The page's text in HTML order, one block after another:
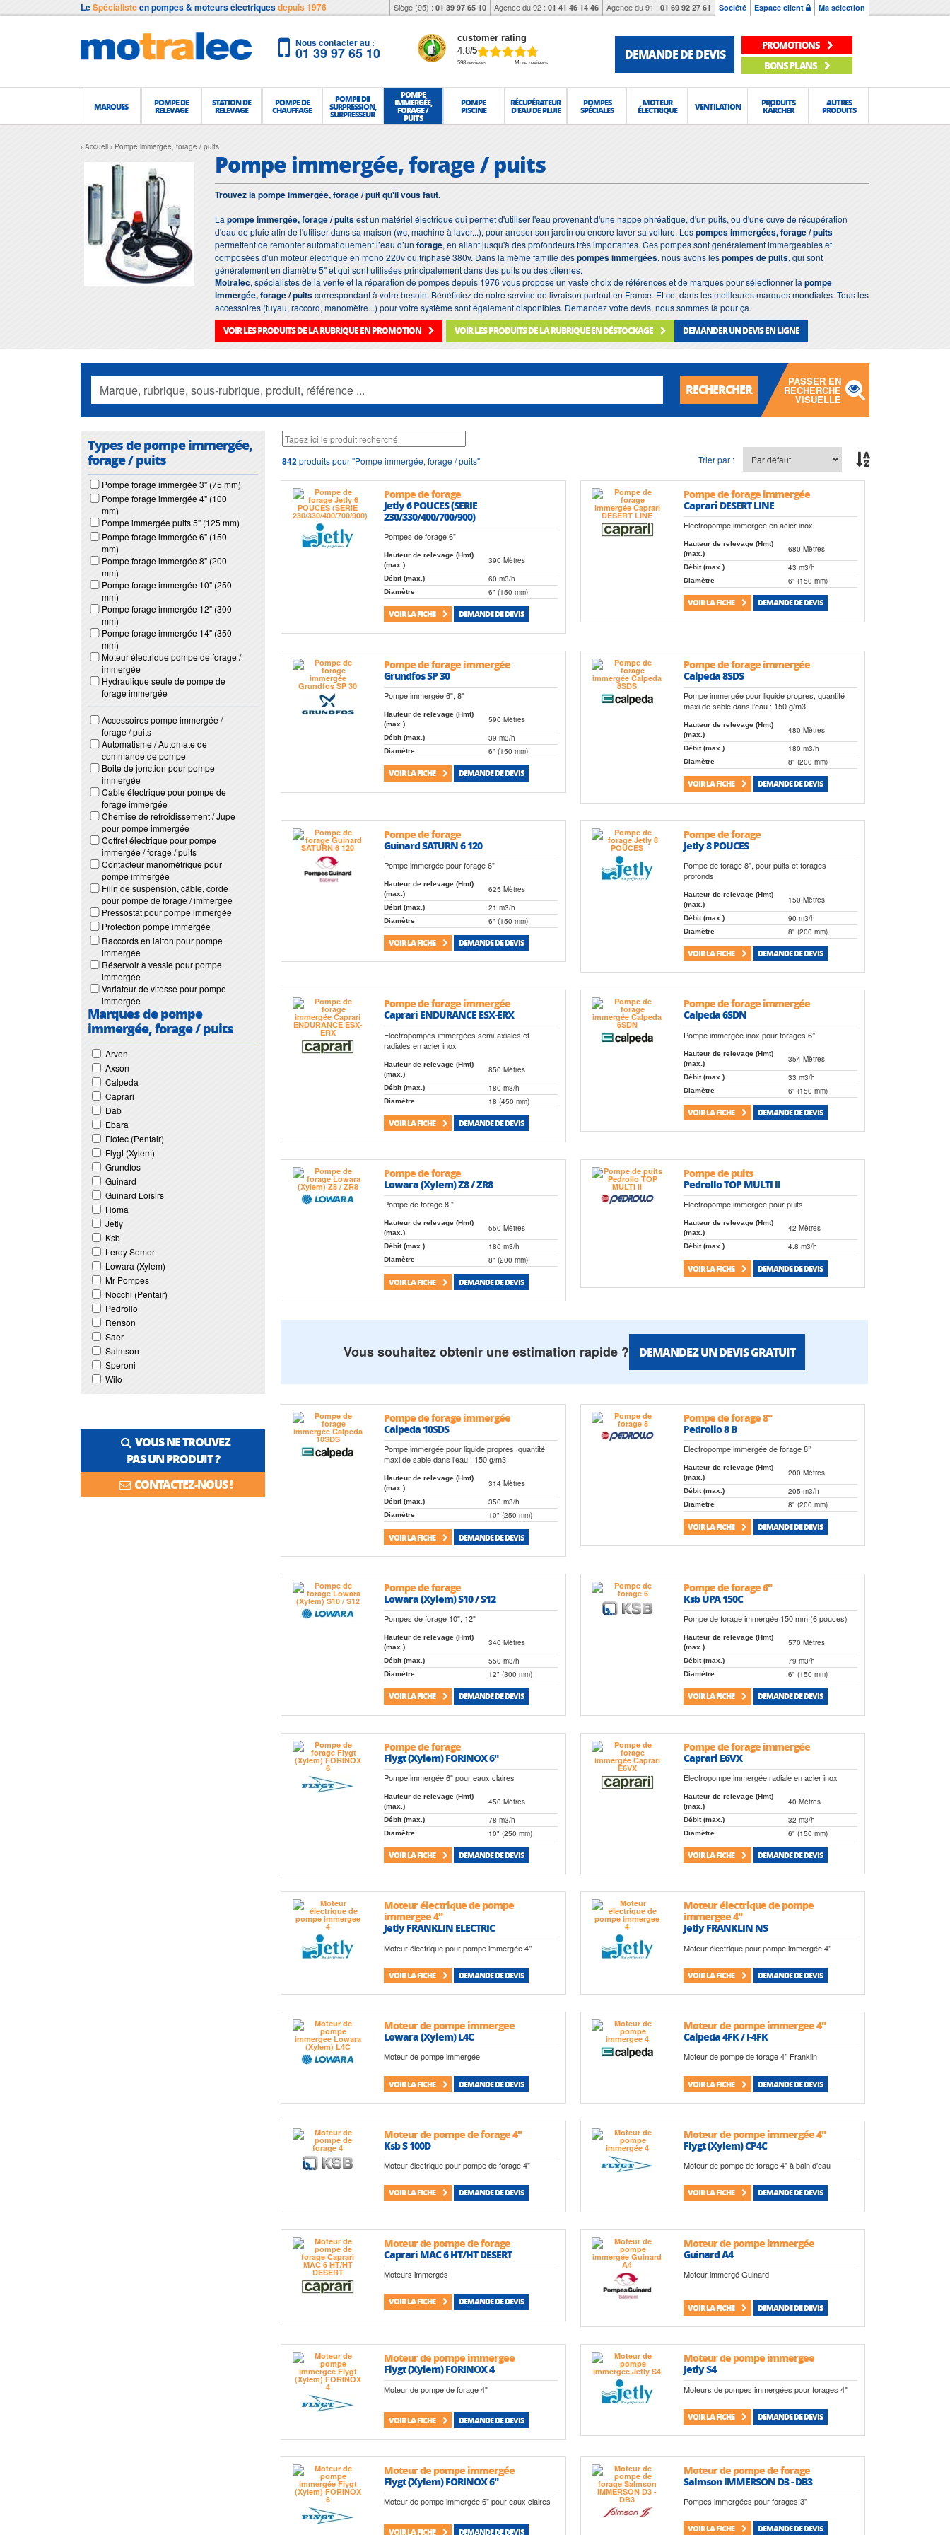
LeSpécialisteen pompes & moteurs électriquesdepuis 1976 Siège (95) : 01 39 97 65 10 Agence du 92 : 01 41 46 14 46 Agence du 91 : 01 69 92 27 61 Société Espace client Ma sélection
Nous contacter au :
01 39 97 65 10
customer rating
4.8/5
598 reviews More reviews
DEMANDE DE DEVIS
PROMOTIONS
BONS PLANS
MARQUES POMPE DE
RELEVAGE
STATION DE
RELEVAGE
POMPE DE
CHAUFFAGE
POMPE DE
SURPRESSION,
SURPRESSEUR
POMPE
IMMERGÉE,
FORAGE /
PUITS
POMPE
PISCINE
RÉCUPÉRATEUR
D'EAU DE PLUIE
POMPES
SPÉCIALES
MOTEUR
ÉLECTRIQUE VENTILATION PRODUITS
KÄRCHER
AUTRES
PRODUITS
Accueil Pompe immergée, forage / puits
Pompe immergée, forage / puits
Trouvez la pompe immergée, forage / puit qu'il vous faut.
La pompe immergée,forage / puitsest un matériel électrique qui permet d'utiliser l'eau provenant d'une nappe phréatique, d'un puits, ou d'une cuve de récupération
d'eau de pluie afin de l'utiliser dans sa maison (wc, machine à laver...), pour arroser son jardin ou encore laver sa voiture. Lespompes immergées, forage / puits
permettent de remonter automatiquement l’eau d’un forage, en allant jusqu'à des profondeurs très importantes. Ces pompes sont généralement immergeables et
composées d’un moteur électrique en mono 220v ou triphasé 380v. Dans la même famille despompes immergées, nous avons lespompes de puits, qui sont
généralement en diamètre 5" et qui sont utilisées principalement dans des puits ou des citernes.
Motralec, spécialistes de la vente et la réparation de pompes depuis 1976 vous propose un vaste choix de références et de marques pour sélectionner la pompe
immergée, forage / puitscorrespondant à votre besoin. Bénéficiez de notre service de livraison partout en France. Et ce, dans les meilleures marques mondiales. Tous les
accessoires (tuyau, raccord, manomètre...) pour votre système sont également disponibles. Demandez votre devis, nous sommes là pour ça.
VOIR LES PRODUITS DE LA RUBRIQUE EN PROMOTION
VOIR LES PRODUITS DE LA RUBRIQUE EN DÉSTOCKAGE DEMANDER UN DEVIS EN LIGNE
RECHERCHER
PASSER EN
RECHERCHE
VISUELLE
Types de pompe immergée,
forage / puits
Pompe forage immergée 3" (75 mm)
Pompe forage immergée 4" (100
mm)
Pompe immergée puits 5" (125 mm)
Pompe forage immergée 6" (150
mm)
Pompe forage immergée 8" (200
mm)
Pompe forage immergée 10" (250
mm)
Pompe forage immergée 12" (300
mm)
Pompe forage immergée 14" (350
mm)
Moteur électrique pompe de forage /
immergée
Hydraulique seule de pompe de
forage immergée
Accessoires pompe immergée /
forage / puits
Automatisme / Automate de
commande de pompe
Boite de jonction pour pompe
immergée
Cable électrique pour pompe de
forage immergée
Chemise de refroidissement / Jupe
pour pompe immergée
Coffret électrique pour pompe
immergée / forage / puits
Contacteur manométrique pour
pompe immergée
Filin de suspension, câble, corde
pour pompe de forage / immergée
Pressostat pour pompe immergée
Protection pompe immergée
Raccords en laiton pour pompe
immergée
Réservoir à vessie pour pompe
immergée
Variateur de vitesse pour pompe
immergée
Marques de pompe
immergée, forage / puits
Arven
Axson
Calpeda
Caprari
Dab
Ebara
Flotec (Pentair)
Flygt (Xylem)
Grundfos
Guinard
Guinard Loisirs
Homa
Jetly
Ksb
Leroy Somer
Lowara (Xylem)
Mr Pompes
Nocchi (Pentair)
Pedrollo
Renson
Saer
Salmson
Speroni
Wilo
VOUS NE TROUVEZ
PAS UN PRODUIT ?
CONTACTEZ-NOUS !
842produits pour "Pompe immergée, forage / puits" Trier par :
Pompe de forage
Jetly 6 POUCES (SERIE
230/330/400/700/900)
Pompes de forage 6"
Hauteur de relevage (Hmt)
(max.)
390 Mètres
Débit (max.) 60 m3/h
Diamètre 6" (150 mm)
VOIR LA FICHE DEMANDE DE DEVIS
Pompe de forage immergée
Caprari DESERT LINE
Electropompe immergée en acier inox
Hauteur de relevage (Hmt)
(max.)
680 Mètres
Débit (max.) 43 m3/h
Diamètre 6" (150 mm)
VOIR LA FICHE DEMANDE DE DEVIS
Pompe de forage immergée
Grundfos SP 30
Pompe immergée 6", 8"
Hauteur de relevage (Hmt)
(max.)
590 Mètres
Débit (max.) 39 m3/h
Diamètre 6" (150 mm)
VOIR LA FICHE DEMANDE DE DEVIS
Pompe de forage immergée
Calpeda 8SDS
Pompe immergée pour liquide propres, quantité
maxi de sable dans l’eau : 150 g/m3
Hauteur de relevage (Hmt)
(max.)
480 Mètres
Débit (max.) 180 m3/h
Diamètre 8" (200 mm)
VOIR LA FICHE DEMANDE DE DEVIS
Pompe de forage
Guinard SATURN 6 120
Pompe immergée pour forage 6"
Hauteur de relevage (Hmt)
(max.)
625 Mètres
Débit (max.) 21 m3/h
Diamètre 6" (150 mm)
VOIR LA FICHE DEMANDE DE DEVIS
Pompe de forage
Jetly 8 POUCES
Pompe de forage 8", pour puits et forages
profonds
Hauteur de relevage (Hmt)
(max.)
150 Mètres
Débit (max.) 90 m3/h
Diamètre 8" (200 mm)
VOIR LA FICHE DEMANDE DE DEVIS
Pompe de forage immergée
Caprari ENDURANCE ESX-ERX
Electropompes immergées semi-axiales et
radiales en acier inox
Hauteur de relevage (Hmt)
(max.)
850 Mètres
Débit (max.) 180 m3/h
Diamètre 18 (450 mm)
VOIR LA FICHE DEMANDE DE DEVIS
Pompe de forage immergée
Calpeda 6SDN
Pompe immergée inox pour forages 6’’
Hauteur de relevage (Hmt)
(max.)
354 Mètres
Débit (max.) 33 m3/h
Diamètre 6" (150 mm)
VOIR LA FICHE DEMANDE DE DEVIS
Pompe de forage
Lowara (Xylem) Z8 / ZR8
Pompe de forage 8 "
Hauteur de relevage (Hmt)
(max.)
550 Mètres
Débit (max.) 180 m3/h
Diamètre 8" (200 mm)
VOIR LA FICHE DEMANDE DE DEVIS
Pompe de puits
Pedrollo TOP MULTI II
Electropompe immergée pour puits
Hauteur de relevage (Hmt)
(max.)
42 Mètres
Débit (max.) 4.8 m3/h
VOIR LA FICHE DEMANDE DE DEVIS
Vous souhaitez obtenir une estimation rapide ? DEMANDEZ UN DEVIS GRATUIT
Pompe de forage immergée
Calpeda 10SDS
Pompe immergée pour liquide propres, quantité
maxi de sable dans l’eau : 150 g/m3
Hauteur de relevage (Hmt)
(max.)
314 Mètres
Débit (max.) 350 m3/h
Diamètre 10" (250 mm)
VOIR LA FICHE DEMANDE DE DEVIS
Pompe de forage 8"
Pedrollo 8 B
Electropompe immergée de forage 8’’
Hauteur de relevage (Hmt)
(max.)
200 Mètres
Débit (max.) 205 m3/h
Diamètre 8" (200 mm)
VOIR LA FICHE DEMANDE DE DEVIS
Pompe de forage
Lowara (Xylem) S10 / S12
Pompes de forage 10", 12"
Hauteur de relevage (Hmt)
(max.)
340 Mètres
Débit (max.) 550 m3/h
Diamètre 12" (300 mm)
VOIR LA FICHE DEMANDE DE DEVIS
Pompe de forage 6"
Ksb UPA 150C
Pompe de forage immergée 150 mm (6 pouces)
Hauteur de relevage (Hmt)
(max.)
570 Mètres
Débit (max.) 79 m3/h
Diamètre 6" (150 mm)
VOIR LA FICHE DEMANDE DE DEVIS
Pompe de forage
Flygt (Xylem) FORINOX 6"
Pompe immergée 6" pour eaux claires
Hauteur de relevage (Hmt)
(max.)
450 Mètres
Débit (max.) 78 m3/h
Diamètre 10" (250 mm)
VOIR LA FICHE DEMANDE DE DEVIS
Pompe de forage immergée
Caprari E6VX
Electropompe immergée radiale en acier inox
Hauteur de relevage (Hmt)
(max.)
40 Mètres
Débit (max.) 32 m3/h
Diamètre 6" (150 mm)
VOIR LA FICHE DEMANDE DE DEVIS
Moteur électrique de pompe
immergee 4"
Jetly FRANKLIN ELECTRIC
Moteur électrique pour pompe immergée 4’’
VOIR LA FICHE DEMANDE DE DEVIS
Moteur électrique de pompe
immergee 4"
Jetly FRANKLIN NS
Moteur électrique pour pompe immergée 4’’
VOIR LA FICHE DEMANDE DE DEVIS
Moteur de pompe immergee
Lowara (Xylem) L4C
Moteur de pompe immergée
VOIR LA FICHE DEMANDE DE DEVIS
Moteur de pompe immergee 4"
Calpeda 4FK / I-4FK
Moteur de pompe de forage 4’’ Franklin
VOIR LA FICHE DEMANDE DE DEVIS
Moteur de pompe de forage 4"
Ksb S 100D
Moteur électrique pour pompe de forage 4"
VOIR LA FICHE DEMANDE DE DEVIS
Moteur de pompe immergée 4"
Flygt (Xylem) CP4C
Moteur de pompe de forage 4" à bain d'eau
VOIR LA FICHE DEMANDE DE DEVIS
Moteur de pompe de forage
Caprari MAC 6 HT/HT DESERT
Moteurs immergés
VOIR LA FICHE DEMANDE DE DEVIS
Moteur de pompe immergée
Guinard A4
Moteur immergé Guinard
VOIR LA FICHE DEMANDE DE DEVIS
Moteur de pompe immergee
Flygt (Xylem) FORINOX 4
Moteur de pompe de forage 4"
VOIR LA FICHE DEMANDE DE DEVIS
Moteur de pompe immergee
Jetly S4
Moteurs de pompes immergées pour forages 4"
VOIR LA FICHE DEMANDE DE DEVIS
Moteur de pompe immergée
Flygt (Xylem) FORINOX 6"
Moteur de pompe immergée 6" pour eaux claires
VOIR LA FICHE DEMANDE DE DEVIS
Moteur de pompe de forage
Salmson IMMERSON D3 - DB3
Pompes immergées pour forages 3"
VOIR LA FICHE DEMANDE DE DEVIS